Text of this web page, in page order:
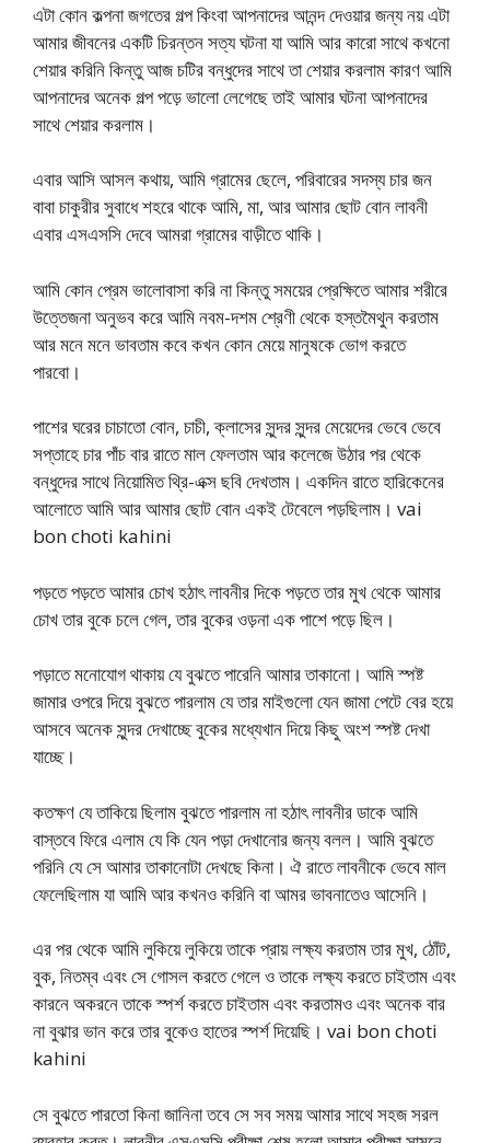
এটা কোন কল্পনা জগতের গল্প কিংবা আপনাদের আনন্দ দেওয়ার জন্য নয় এটা
আমার জীবনের একটি চিরন্তন সত্য ঘটনা যা আমি আর কারো সাথে কখনো
শেয়ার করিনি কিন্তু আজ চটির বন্ধুদের সাথে তা শেয়ার করলাম কারণ আমি
আপনাদের অনেক গল্প পড়ে ভালো লেগেছে তাই আমার ঘটনা আপনাদের
সাথে শেয়ার করলাম।
এবার আসি আসল কথায়, আমি গ্রামের ছেলে, পরিবারের সদস্য চার জন
বাবা চাকুরীর সুবাধে শহরে থাকে আমি, মা, আর আমার ছোট বোন লাবনী
এবার এসএসসি দেবে আমরা গ্রামের বাড়ীতে থাকি।
আমি কোন প্রেম ভালোবাসা করি না কিন্তু সময়ের প্রেক্ষিতে আমার শরীরে
উত্তেজনা অনুভব করে আমি নবম-দশম শ্রেণী থেকে হস্তমৈথুন করতাম
আর মনে মনে ভাবতাম কবে কখন কোন মেয়ে মানুষকে ভোগ করতে
পারবো।
পাশের ঘরের চাচাতো বোন, চাচী, ক্লাসের সুন্দর সুন্দর মেয়েদের ভেবে ভেবে
সপ্তাহে চার পাঁচ বার রাতে মাল ফেলতাম আর কলেজে উঠার পর থেকে
বন্ধুদের সাথে নিয়োমিত থ্রি-এক্স ছবি দেখতাম। একদিন রাতে হারিকেনের
আলোতে আমি আর আমার ছোট বোন একই টেবেলে পড়ছিলাম। vai
bon choti kahini
পড়তে পড়তে আমার চোখ হঠাৎ লাবনীর দিকে পড়তে তার মুখ থেকে আমার
চোখ তার বুকে চলে গেল, তার বুকের ওড়না এক পাশে পড়ে ছিল।
পড়াতে মনোযোগ থাকায় যে বুঝতে পারেনি আমার তাকানো। আমি স্পষ্ট
জামার ওপরে দিয়ে বুঝতে পারলাম যে তার মাইগুলো যেন জামা পেটে বের হয়ে
আসবে অনেক সুন্দর দেখাচ্ছে বুকের মধ্যেখান দিয়ে কিছু অংশ স্পষ্ট দেখা
যাচ্ছে।
কতক্ষণ যে তাকিয়ে ছিলাম বুঝতে পারলাম না হঠাৎ লাবনীর ডাকে আমি
বাস্তবে ফিরে এলাম যে কি যেন পড়া দেখানোর জন্য বলল। আমি বুঝতে
পরিনি যে সে আমার তাকানোটা দেখছে কিনা। ঐ রাতে লাবনীকে ভেবে মাল
ফেলেছিলাম যা আমি আর কখনও করিনি বা আমর ভাবনাতেও আসেনি।
এর পর থেকে আমি লুকিয়ে লুকিয়ে তাকে প্রায় লক্ষ্য করতাম তার মুখ, ঠোঁট,
বুক, নিতম্ব এবং সে গোসল করতে গেলে ও তাকে লক্ষ্য করতে চাইতাম এবং
কারনে অকরনে তাকে স্পর্শ করতে চাইতাম এবং করতামও এবং অনেক বার
না বুঝার ভান করে তার বুকেও হাতের স্পর্শ দিয়েছি। vai bon choti
kahini
সে বুঝতে পারতো কিনা জানিনা তবে সে সব সময় আমার সাথে সহজ সরল